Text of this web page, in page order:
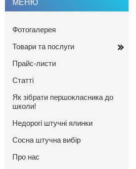
Фотогалерея
Товари та послуги
Прайс-листи
Статті
Як зібрати першокласника до
школи!
Недорогі штучні ялинки
Сосна штучна вибір
Про нас